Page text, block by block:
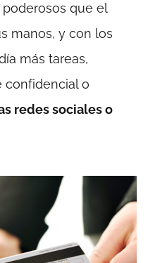
que el
manos, y con los
más tareas,
confidencial o
redes sociales o